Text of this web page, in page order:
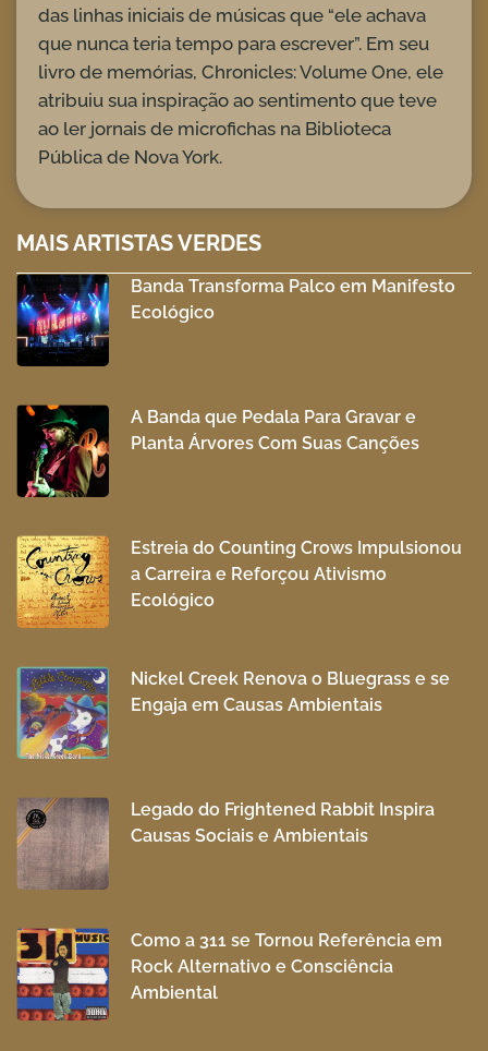
MAIS ARTISTAS VERDES
Banda Transforma Palco em Manifesto
Ecológico
A Banda que Pedala Para Gravar e
Planta Árvores Com Suas Canções
Estreia do Counting Crows Impulsionou
a Carreira e Reforçou Ativismo
Ecológico
Nickel Creek Renova o Bluegrass e se
Engaja em Causas Ambientais
Legado do Frightened Rabbit Inspira
Causas Sociais e Ambientais
Como a 311 se Tornou Referência em
Rock Alternativo e Consciência
Ambiental
das linhas iniciais de músicas que “ele achava
que nunca teria tempo para escrever”. Em seu
livro de memórias, Chronicles: Volume One, ele
atribuiu sua inspiração ao sentimento que teve
ao ler jornais de microfichas na Biblioteca
Pública de Nova York.